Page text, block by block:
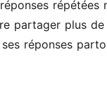
répétées
partager plus de
réponses